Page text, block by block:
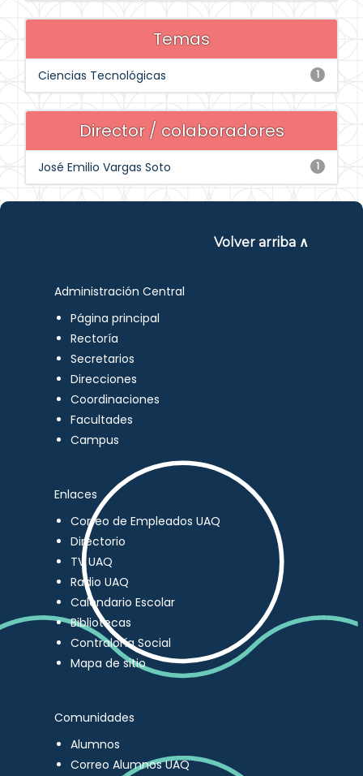
Temas
1
Ciencias Tecnológicas
Director / colaboradores
1
José Emilio Vargas Soto
Volver arriba ∧
Administración Central
Página principal
Rectoría
Secretarios
Direcciones
Coordinaciones
Facultades
Campus
Enlaces
Correo de Empleados UAQ
Directorio
TV UAQ
Radio UAQ
Calendario Escolar
Bibliotecas
Contraloría Social
Mapa de sitio
Comunidades
Alumnos
Correo Alumnos UAQ